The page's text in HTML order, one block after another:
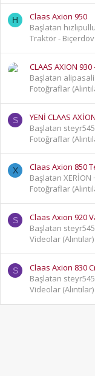
H
Claas Axion 950
Başlatan
Traktör -
CLAAS AXION 930
Başlatan
Fotoğraflar
S
YENİ CLAAS
Başlatan
Fotoğraflar
X
Claas Axion 850
Başlatan XERİON
Fotoğraflar
S
Claas Axion 920
Başlatan
Videolar (Alıntılar)
S
Claas Axion 830
Başlatan
Videolar (Alıntılar)